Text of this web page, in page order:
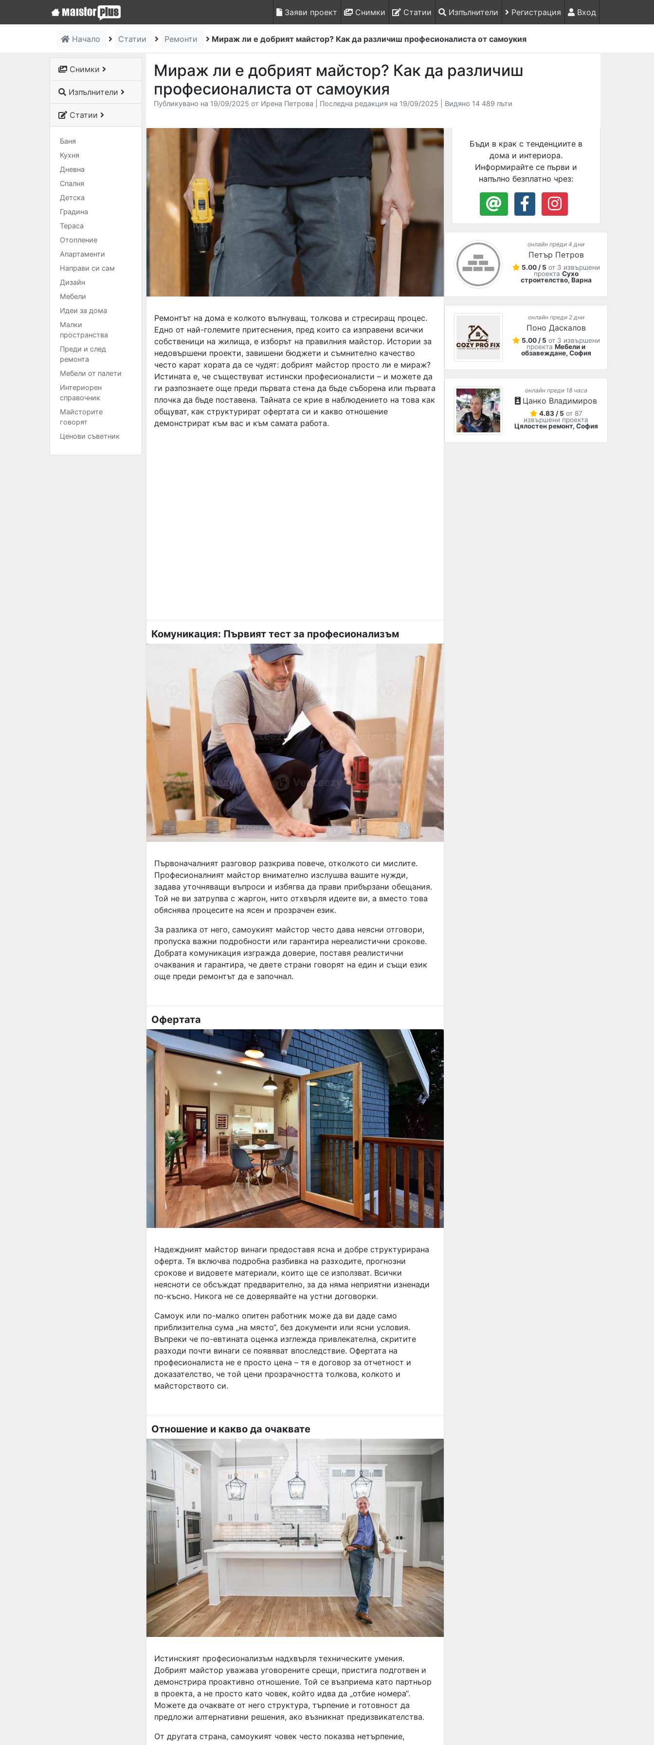
Заяви проект Снимки Статии Изпълнители Регистрация Вход
Начало Статии Ремонти Мираж ли е добрият майстор? Как да различиш професионалиста от самоукия
Снимки
Изпълнители
Статии
Баня
Кухня
Дневна
Спалня
Детска
Градина
Тераса
Отопление
Апартаменти
Направи си сам
Дизайн
Мебели
Идеи за дома
Малки
пространства
Преди и след
ремонта
Мебели от палети
Интериорен
справочник
Майсторите
говорят
Ценови съветник
Мираж ли е добрият майстор? Как да различиш
професионалиста от самоукия
Публикувано на 19/09/2025 от Ирена Петрова | Последна редакция на 19/09/2025 | Видяно 14 489 пъти
Ремонтът на дома е колкото вълнуващ, толкова и стресиращ процес.
Едно от най-големите притеснения, пред които са изправени всички
собственици на жилища, е изборът на правилния майстор. Истории за
недовършени проекти, завишени бюджети и съмнително качество
често карат хората да се чудят: добрият майстор просто ли е мираж?
Истината е, че съществуват истински професионалисти – и можете да
ги разпознаете още преди първата стена да бъде съборена или първата
плочка да бъде поставена. Тайната се крие в наблюдението на това как
общуват, как структурират офертата си и какво отношение
демонстрират към вас и към самата работа.
Комуникация: Първият тест за професионализъм
Първоначалният разговор разкрива повече, отколкото си мислите.
Професионалният майстор внимателно изслушва вашите нужди,
задава уточняващи въпроси и избягва да прави прибързани обещания.
Той не ви затрупва с жаргон, нито отхвърля идеите ви, а вместо това
обяснява процесите на ясен и прозрачен език.
За разлика от него, самоукият майстор често дава неясни отговори,
пропуска важни подробности или гарантира нереалистични срокове.
Добрата комуникация изгражда доверие, поставя реалистични
очаквания и гарантира, че двете страни говорят на един и същи език
още преди ремонтът да е започнал.
Офертата
Надеждният майстор винаги предоставя ясна и добре структурирана
оферта. Тя включва подробна разбивка на разходите, прогнозни
срокове и видовете материали, които ще се използват. Всички
неясноти се обсъждат предварително, за да няма неприятни изненади
по-късно. Никога не се доверявайте на устни договорки.
Самоук или по-малко опитен работник може да ви даде само
приблизителна сума „на място“, без документи или ясни условия.
Въпреки че по-евтината оценка изглежда привлекателна, скритите
разходи почти винаги се появяват впоследствие. Офертата на
професионалиста не е просто цена – тя е договор за отчетност и
доказателство, че той цени прозрачността толкова, колкото и
майсторството си.
Отношение и какво да очаквате
Истинският професионализъм надхвърля техническите умения.
Добрият майстор уважава уговорените срещи, пристига подготвен и
демонстрира проактивно отношение. Той се възприема като партньор
в проекта, а не просто като човек, който идва да „отбие номера“.
Можете да очаквате от него структура, търпение и готовност да
предложи алтернативни решения, ако възникнат предизвикателства.
От другата страна, самоукият човек често показва нетърпение,
Бъди в крак с тенденциите в
дома и интериора.
Информирайте се първи и
напълно безплатно чрез:
онлайн преди 4 дни
Петър Петров
5.00 / 5 от 3 извършени
проекта Сухо
строителство, Варна
онлайн преди 2 дни
Поно Даскалов
5.00 / 5 от 3 извършени
проектаМебели и
обзавеждане, София
онлайн преди 18 часа
Цанко Владимиров
4.83 / 5 от 87
извършени проекта
Цялостен ремонт, София